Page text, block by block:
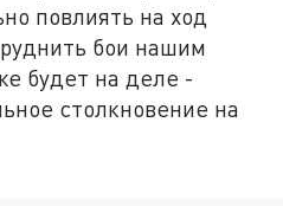
повлиять на ход
бои нашим
будет на деле -
столкновение на